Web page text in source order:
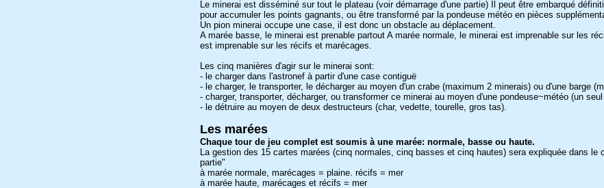
Le minerai est disséminé sur tout le plateau (voir démarrage d'une partie) Il peut être embarqué
pour accumuler les points gagnants, ou être transformé par la pondeuse météo en pièces
Un pion minerai occupe une case, il est donc un obstacle au déplacement.
A marée basse, le minerai est prenable partout A marée normale, le minerai est imprenable sur les
est imprenable sur les récifs et marécages.
Les cinq manières d'agir sur le minerai sont:
- le charger dans l'astronef à partir d'une case contiguë
- le charger, le transporter, le décharger au moyen d'un crabe (maximum 2 minerais) ou d'une barge
- charger, transporter, décharger, ou transformer ce minerai au moyen d'une pondeuse~météo (un
- le détruire au moyen de deux destructeurs (char, vedette, tourelle, gros tas).
Les marées
Chaque tour de jeu complet est soumis à une marée: normale, basse ou haute.
La gestion des 15 cartes marées (cinq normales, cinq basses et cinq hautes) sera expliquée dans le
partie"
à marée normale, marécages = plaine. récifs = mer
à marée haute, marécages et récifs = mer